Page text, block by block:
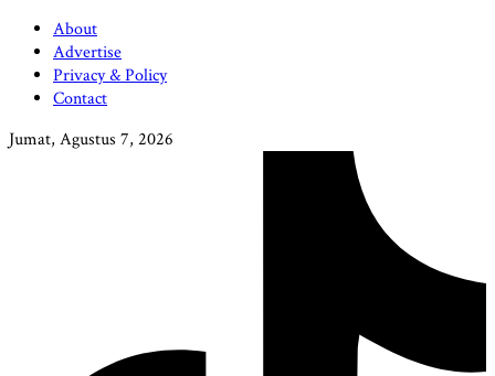
About
Advertise
Privacy & Policy
Contact
Jumat, Agustus 7, 2026